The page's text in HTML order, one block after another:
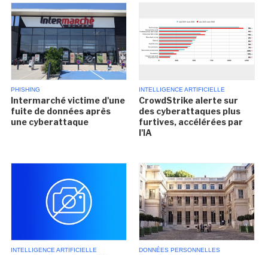
PHISHING
Intermarché victime d'une
fuite de données après
une cyberattaque
INTELLIGENCE ARTIFICIELLE
CrowdStrike alerte sur
des cyberattaques plus
furtives, accélérées par
l'IA
INTELLIGENCE ARTIFICIELLE DONNÉES PERSONNELLES